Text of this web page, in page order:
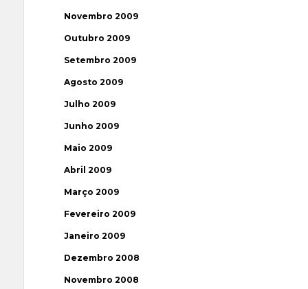
Novembro 2009
Outubro 2009
Setembro 2009
Agosto 2009
Julho 2009
Junho 2009
Maio 2009
Abril 2009
Março 2009
Fevereiro 2009
Janeiro 2009
Dezembro 2008
Novembro 2008